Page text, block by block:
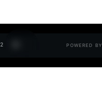
2 POWERED BY